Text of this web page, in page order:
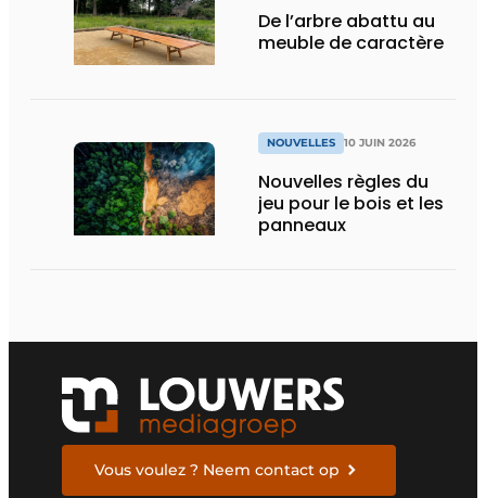
De l’arbre abattu au
meuble de caractère
NOUVELLES 10 JUIN 2026
Nouvelles règles du
jeu pour le bois et les
panneaux
Vous voulez ? Neem contact op